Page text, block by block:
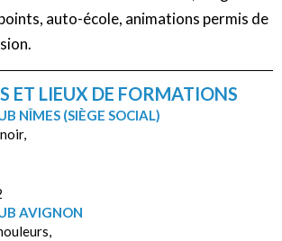
auto-école, animations permis de
ET LIEUX DE FORMATIONS
NÎMES (SIÈGE SOCIAL)
AVIGNON